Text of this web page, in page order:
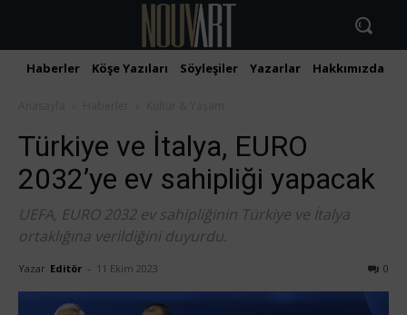
Haberler Köşe Yazıları Söyleşiler Yazarlar Hakkımızda
Türkiye ve İtalya, EURO
2032’ye ev sahipliği yapacak
UEFA, EURO 2032 ev sahipliğinin Türkiye ve İtalya
ortaklığına verildiğini duyurdu.
Yazar Editör - 11 Ekim 2023 0